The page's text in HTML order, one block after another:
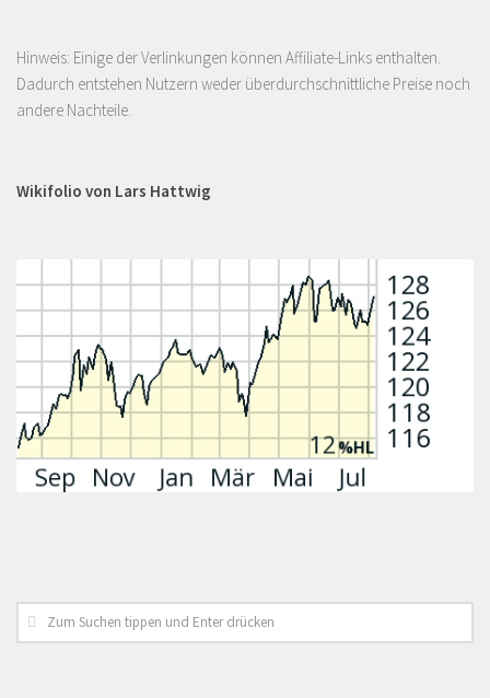
Hinweis: Einige der Verlinkungen können Affiliate-Links enthalten.
Dadurch entstehen Nutzern weder überdurchschnittliche Preise noch
andere Nachteile.
Wikifolio von Lars Hattwig